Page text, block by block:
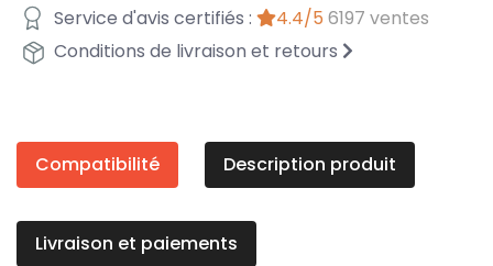
Service d'avis certifiés :
4.4/5 6197 ventes
Conditions de livraison et retours
Compatibilité Description produit
Livraison et paiements